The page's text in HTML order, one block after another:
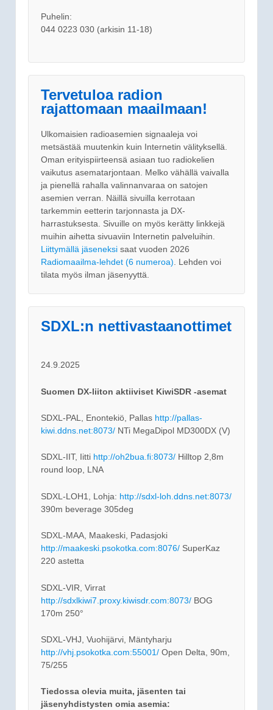
Puhelin:
044 0223 030 (arkisin 11-18)
Tervetuloa radion
rajattomaan maailmaan!
Ulkomaisien radioasemien signaaleja voi
metsästää muutenkin kuin Internetin välityksellä.
Oman erityispiirteensä asiaan tuo radiokelien
vaikutus asematarjontaan. Melko vähällä vaivalla
ja pienellä rahalla valinnanvaraa on satojen
asemien verran. Näillä sivuilla kerrotaan
tarkemmin eetterin tarjonnasta ja DX-
harrastuksesta. Sivuille on myös kerätty linkkejä
muihin aihetta sivuaviin Internetin palveluihin.
Liittymällä jäseneksi saat vuoden 2026
Radiomaailma-lehdet (6 numeroa) . Lehden voi
tilata myös ilman jäsenyyttä.
SDXL:n nettivastaanottimet
24.9.2025
Suomen DX-liiton aktiiviset KiwiSDR -asemat
SDXL-PAL, Enontekiö, Pallas http://pallas-
kiwi.ddns.net:8073/ NTi MegaDipol MD300DX (V)
SDXL-IIT, Iitti http://oh2bua.fi:8073/ Hilltop 2,8m
round loop, LNA
SDXL-LOH1, Lohja: http://sdxl-loh.ddns.net:8073/
390m beverage 305deg
SDXL-MAA, Maakeski, Padasjoki
http://maakeski.psokotka.com:8076/ SuperKaz
220 astetta
SDXL-VIR, Virrat
http://sdxlkiwi7.proxy.kiwisdr.com:8073/ BOG
170m 250°
SDXL-VHJ, Vuohijärvi, Mäntyharju
http://vhj.psokotka.com:55001/ Open Delta, 90m,
75/255
Tiedossa olevia muita, jäsenten tai
jäsenyhdistysten omia asemia: